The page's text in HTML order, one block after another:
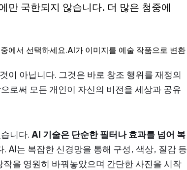
만 국한되지 않습니다. 더 많은 청중에
에서 선택하세요.AI가 이미지를 예술 작품으로 변환
이 아닙니다. 그것은 바로 창조 행위를 재정의
로써 모든 개인이 자신의 비전을 세상과 공유
니다. AI 기술은 단순한 필터나 효과를 넘어 복
AI는 복잡한 신경망을 통해 구성, 색상, 질감 등
을 영원히 바꿔놓았으며 간단한 사진을 시작